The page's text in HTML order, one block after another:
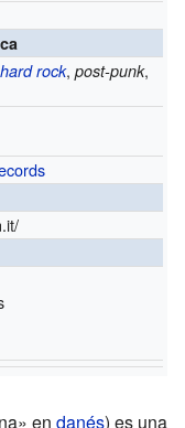
hard rock,post-punk,
en danés) es una